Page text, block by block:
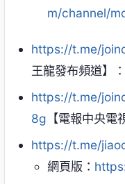
m/channel/
https://t.me/
王龍發布頻道】
https://t.me/
8g 【電報中央
https://t.me/
網頁版：